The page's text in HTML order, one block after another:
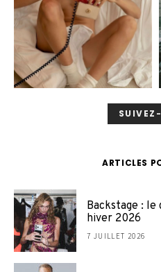
ARTICLES
Backstage :
hiver 2026
7 JUILLET 2026